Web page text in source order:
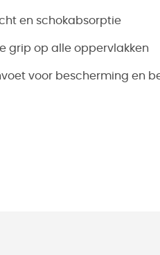
en schokabsorptie
grip op alle oppervlakken
voor bescherming en